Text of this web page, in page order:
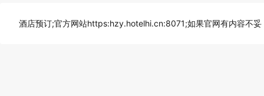
酒店预订;官方网站https:hzy.hotelhi.cn:8071;如果官网有内容不妥